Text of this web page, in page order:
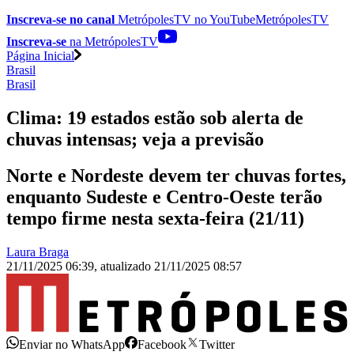
Inscreva-se no canal MetrópolesTV noYouTubeMetrópolesTV
Inscreva-se na MetrópolesTV
Página Inicial
Brasil
Brasil
Clima: 19 estados estão sob alerta de
chuvas intensas; veja a previsão
Norte e Nordeste devem ter chuvas fortes,
enquanto Sudeste e Centro-Oeste terão
tempo firme nesta sexta-feira (21/11)
Laura Braga
21/11/2025 06:39, atualizado 21/11/2025 08:57
Enviar no WhatsApp Facebook
Twitter